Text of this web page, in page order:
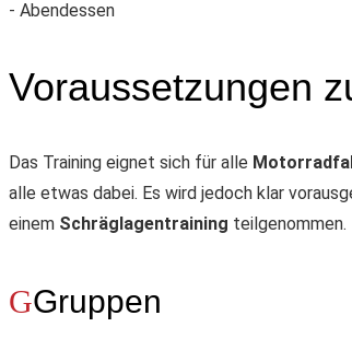
- Abendessen
Voraussetzungen
Das Training eignet sich für alle
alle etwas dabei. Es wird jedoch klar
einem Schräglagentraining teilgenommen.
Gruppen